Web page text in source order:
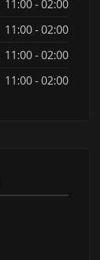
11:00 - 02:00
11:00 - 02:00
11:00 - 02:00
11:00 - 02:00